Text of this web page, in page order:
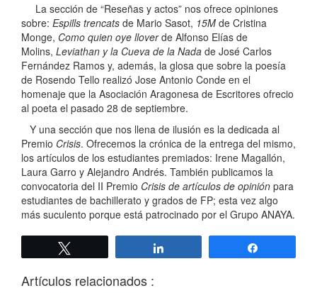
La sección de “Reseñas y actos” nos ofrece opiniones
sobre: Espills trencats de Mario Sasot, 15M de Cristina
Monge, Como quien oye lloverde Alfonso Elías de
Molins, Leviathan y la Cueva de la Nada de José Carlos
Fernández Ramos y, además, la glosa que sobre la poesía
de Rosendo Tello realizó Jose Antonio Conde en el
homenaje que la Asociación Aragonesa de Escritores ofrecio
al poeta el pasado 28 de septiembre.
Y una sección que nos llena de ilusión es la dedicada al
Premio Crisis. Ofrecemos la crónica de la entrega del mismo,
los artículos de los estudiantes premiados: Irene Magallón,
Laura Garro y Alejandro Andrés. También publicamos la
convocatoria del II Premio Crisis de artículos de opinión para
estudiantes de bachillerato y grados de FP; esta vez algo
más suculento porque está patrocinado por el Grupo ANAYA.
Artículos relacionados :